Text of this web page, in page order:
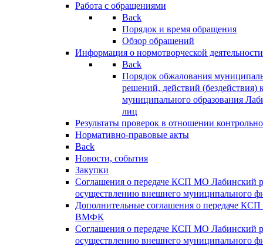
Работа с обращениями
Back
Порядок и время обращения
Обзор обращений
Информация о нормотворческой деятельности
Back
Порядок обжалования
решений, действий (бездействия)
муниципального образования
лиц
Результаты проверок в отношении
Нормативно-правовые акты
Back
Новости, события
Закупки
Соглашения о передаче КСП МО Лабинский
осуществлению внешнего муниципального
Дополнительные соглашения о передаче
ВМФК
Соглашения о передаче КСП МО Лабинский
осуществлению внешнего муниципального